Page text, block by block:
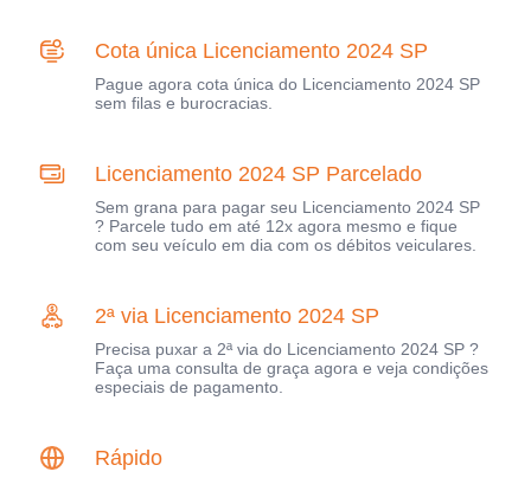
Cota única Licenciamento 2024 SP
Pague agora cota única do Licenciamento 2024 SP
sem filas e burocracias.
Licenciamento 2024 SP Parcelado
Sem grana para pagar seu Licenciamento 2024 SP
? Parcele tudo em até 12x agora mesmo e fique
com seu veículo em dia com os débitos veiculares.
2ª via Licenciamento 2024 SP
Precisa puxar a 2ª via do Licenciamento 2024 SP ?
Faça uma consulta de graça agora e veja condições
especiais de pagamento.
Rápido